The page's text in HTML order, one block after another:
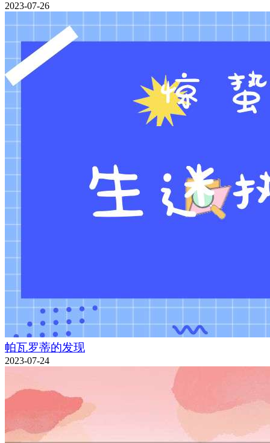
2023-07-26
帕瓦罗蒂的发现
2023-07-24